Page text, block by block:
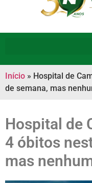
Início » Hospital de
de semana, mas
Hospital de
4 óbitos
mas